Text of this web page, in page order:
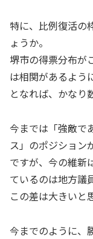
特に、比例復活の
ょうか。
堺市の得票分布が
は相関があるよう
となれば、かなり
今までは「強敵で
ス」のポジション
ですが、今の維新
ているのは地方議
この差は大きいと
今までのように、